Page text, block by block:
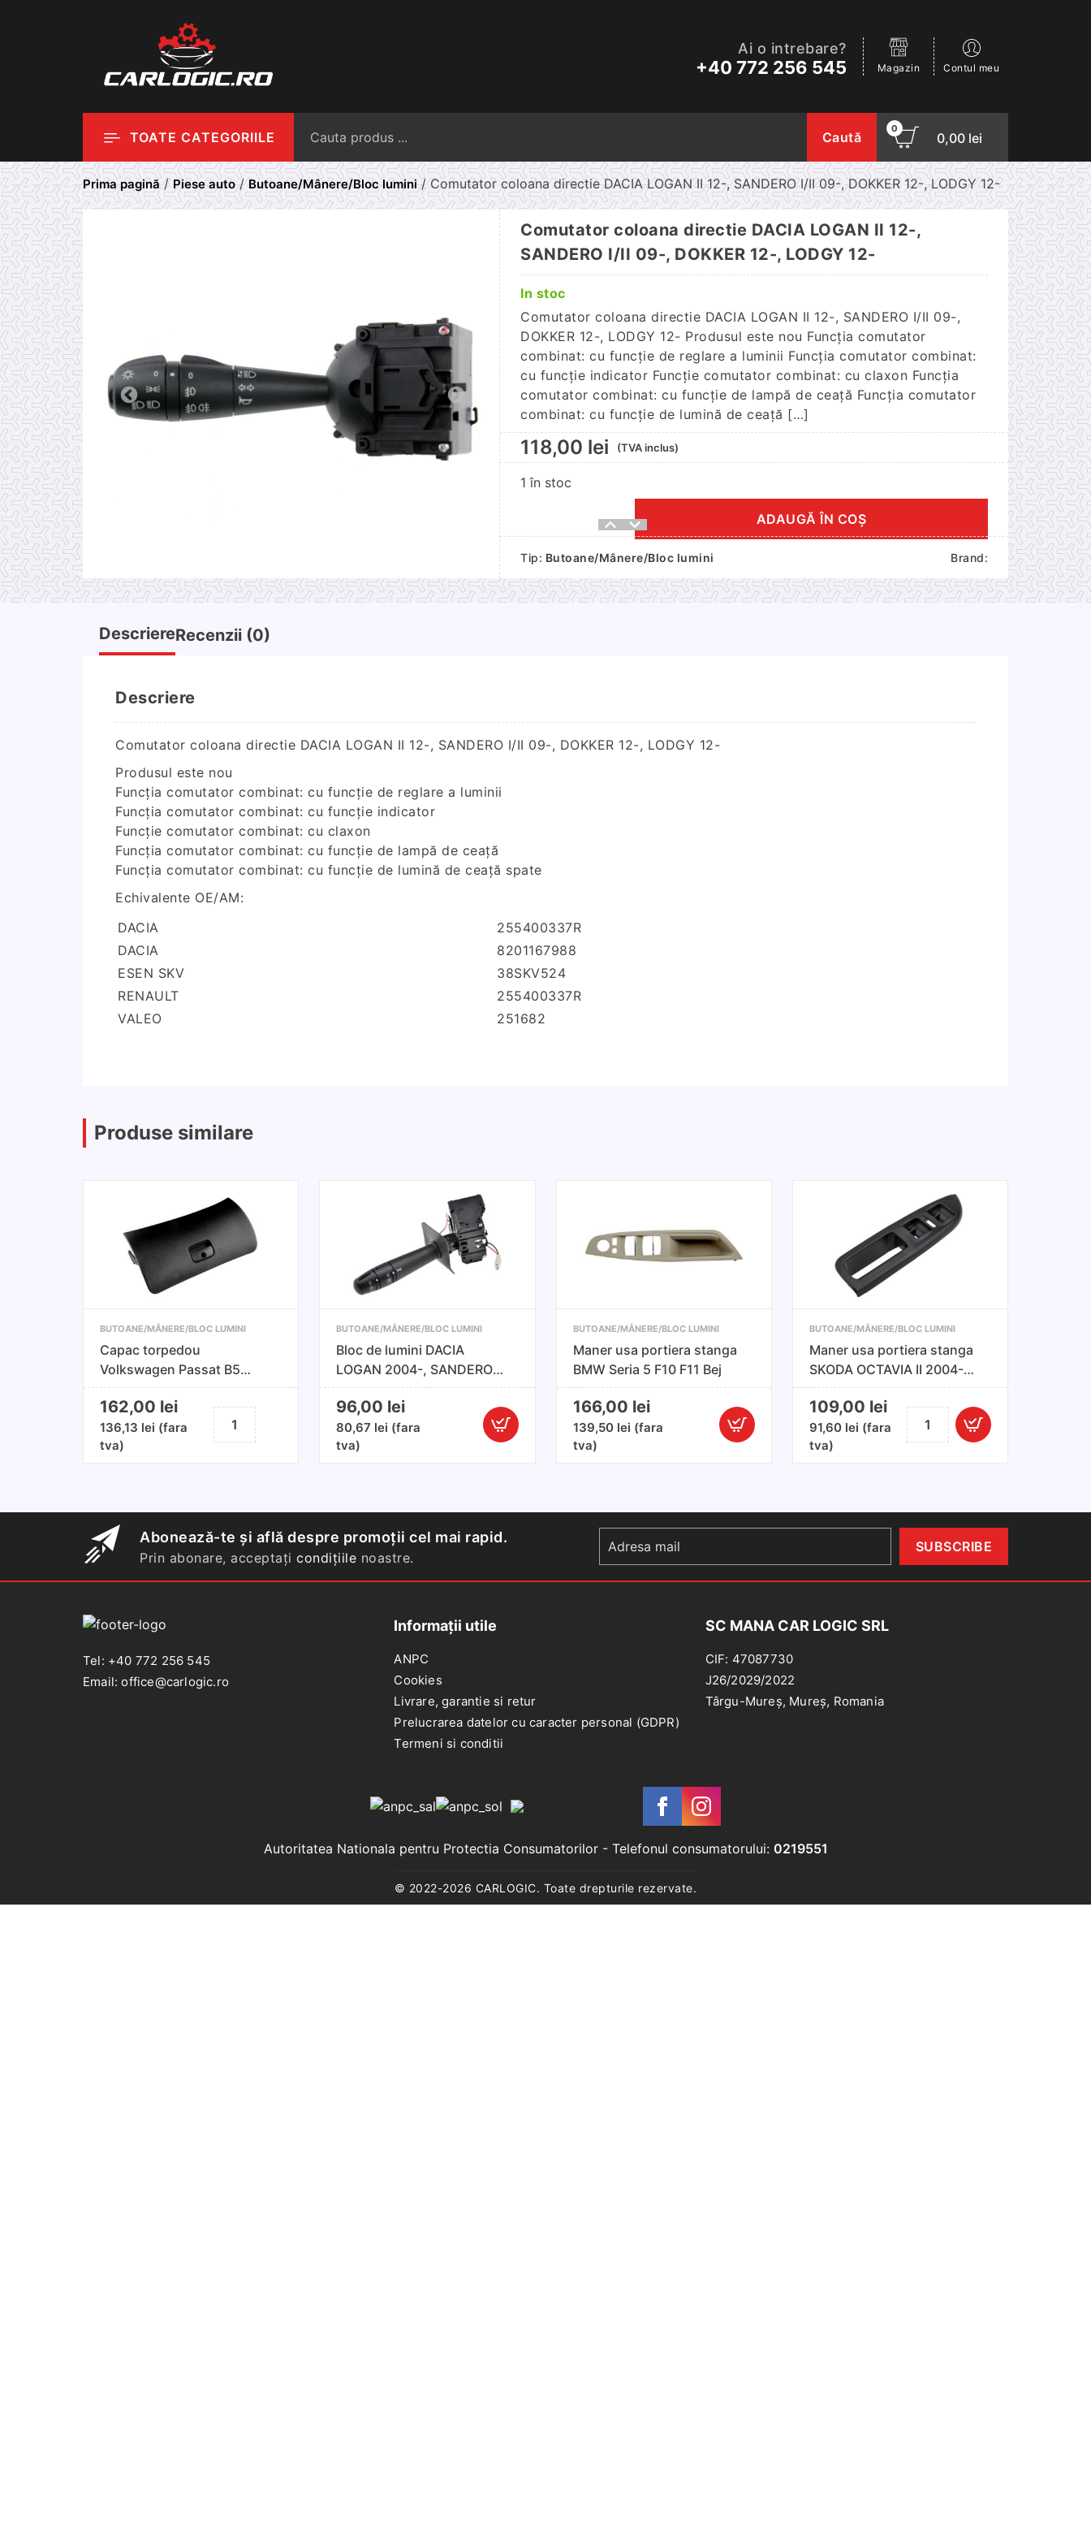
Ai o intrebare?
+40 772 256 545 Magazin Contul meu
TOATE CATEGORIILE Caută
0
0,00 lei
Prima pagină/ Piese auto/Butoane/Mânere/Bloc lumini/ Comutator coloana directie DACIA LOGAN II 12-, SANDERO I/II 09-, DOKKER 12-, LODGY 12-
Comutator coloana directie DACIA LOGAN II 12-,
SANDERO I/II 09-, DOKKER 12-, LODGY 12-
In stoc
Comutator coloana directie DACIA LOGAN II 12-, SANDERO I/II 09-,
DOKKER 12-, LODGY 12- Produsul este nou Funcția comutator
combinat: cu funcție de reglare a luminii Funcția comutator combinat:
cu funcție indicator Funcție comutator combinat: cu claxon Funcția
comutator combinat: cu funcție de lampă de ceață Funcția comutator
combinat: cu funcție de lumină de ceață […]
118,00 lei (TVA inclus)
1 în stoc
Cantitate
coloana
directie
DACIA
09-,
DOKKER
ADAUGĂ ÎN COȘ
Tip: Butoane/Mânere/Bloc lumini Brand:
DescriereRecenzii (0)
Descriere
Comutator coloana directie DACIA LOGAN II 12-, SANDERO I/II 09-, DOKKER 12-, LODGY 12-
Produsul este nou
Funcția comutator combinat: cu funcție de reglare a luminii
Funcția comutator combinat: cu funcție indicator
Funcție comutator combinat: cu claxon
Funcția comutator combinat: cu funcție de lampă de ceață
Funcția comutator combinat: cu funcție de lumină de ceață spate
Echivalente OE/AM:
DACIA
255400337R
DACIA
8201167988
ESEN SKV
38SKV524
RENAULT
255400337R
VALEO
251682
Produse similare
BUTOANE/MÂNERE/BLOC LUMINI
Capac torpedou
Volkswagen Passat B5
1996-2005,SKODA SUPERB
I 2001-2006
162,00 lei
136,13 lei (fara
tva)
Cantitate
Capac
B5
1996-
2005,SKODA
BUTOANE/MÂNERE/BLOC LUMINI
Bloc de lumini DACIA
LOGAN 2004-, SANDERO
2008-,
96,00 lei
80,67 lei (fara
tva)
Cantitate
DACIA
LOGAN
2004-,
BUTOANE/MÂNERE/BLOC LUMINI
Maner usa portiera stanga
BMW Seria 5 F10 F11 Bej
166,00 lei
139,50 lei (fara
tva)
Cantitate
stanga
BMW
5
Bej
BUTOANE/MÂNERE/BLOC LUMINI
Maner usa portiera stanga
SKODA OCTAVIA II 2004-
2013
109,00 lei
91,60 lei (fara
tva)
Cantitate
Maner
SKODA
OCTAVIA
Abonează-te și află despre promoții cel mai rapid.
Prin abonare, acceptați condițiile noastre.
Tel: +40 772 256 545
Email: office@carlogic.ro
Informații utile
ANPC
Cookies
Livrare, garantie si retur
Prelucrarea datelor cu caracter personal (GDPR)
Termeni si conditii
SC MANA CAR LOGIC SRL
CIF: 47087730
J26/2029/2022
Târgu-Mureș, Mureș, Romania
Autoritatea Nationala pentru Protectia Consumatorilor- Telefonul consumatorului: 0219551
© 2022-2026 CARLOGIC. Toate drepturile rezervate.